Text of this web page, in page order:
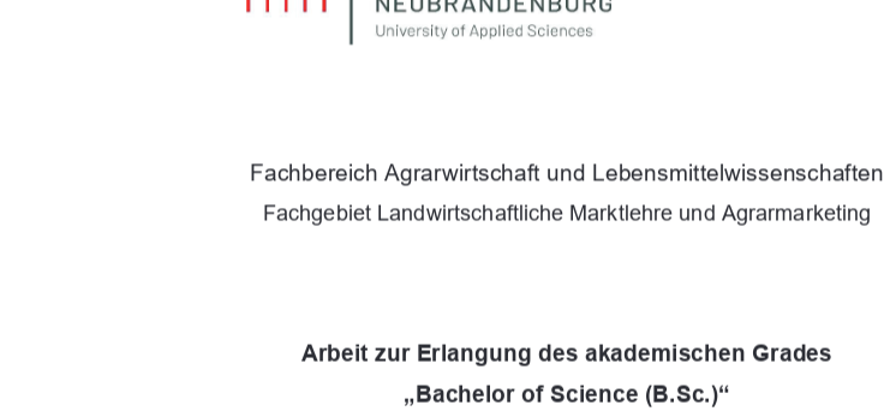
Fachbereich Agrarwirtschaft und Lebensmittelwissenschaften
Fachgebiet Landwirtschaftliche Marktlehre und Agrarmarketing
Arbeit zur Erlangung des akademischen Grades
„Bachelor of Science (B.Sc.)“